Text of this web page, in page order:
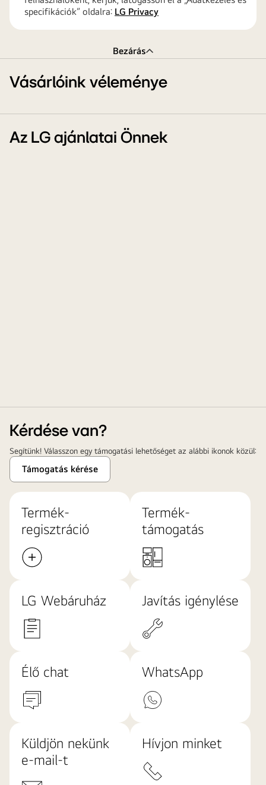
specifikációk” oldalra: LG Privacy
Bezárás
Vásárlóink véleménye
Az LG ajánlatai Önnek
Kérdése van?
Segítünk! Válasszon egy támogatási lehetőséget az alábbi ikonok közül:
Támogatás kérése
Termék-
regisztráció
Termék-
támogatás
LG Webáruház Javítás igénylése
Élő chat WhatsApp
Küldjön nekünk
e-mail-t
Hívjon minket